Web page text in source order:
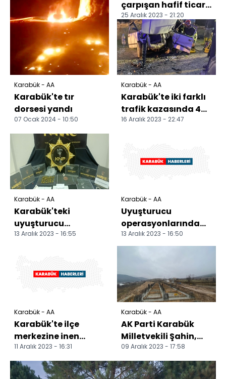
Karabük - AA
Karabük'te tır
dorsesi yandı
07 Ocak 2024 - 10:50
çarpışan hafif ticari
araçtaki 2 kişi
yaralandı
25 Aralık 2023 - 21:20
Karabük - AA
Karabük'te iki farklı
trafik kazasında 4
kişi yaralandı
16 Aralık 2023 - 22:47
Karabük - AA
Karabük'teki
uyuşturucu
operasyonlarında 4
13 Aralık 2023 - 16:55
Karabük - AA
Uyuşturucu
operasyonlarında
yakalanan 4 zanlıya
adli kontrol
13 Aralık 2023 - 16:50
Karabük - AA
Karabük'te ilçe
merkezine inen
domuzlar cep
telefonuyla
görüntülendi
11 Aralık 2023 - 16:31
Karabük - AA
AK Parti Karabük
Milletvekili Şahin,
kültür ve turizm
alanındaki
çalışmalar...
09 Aralık 2023 - 17:58